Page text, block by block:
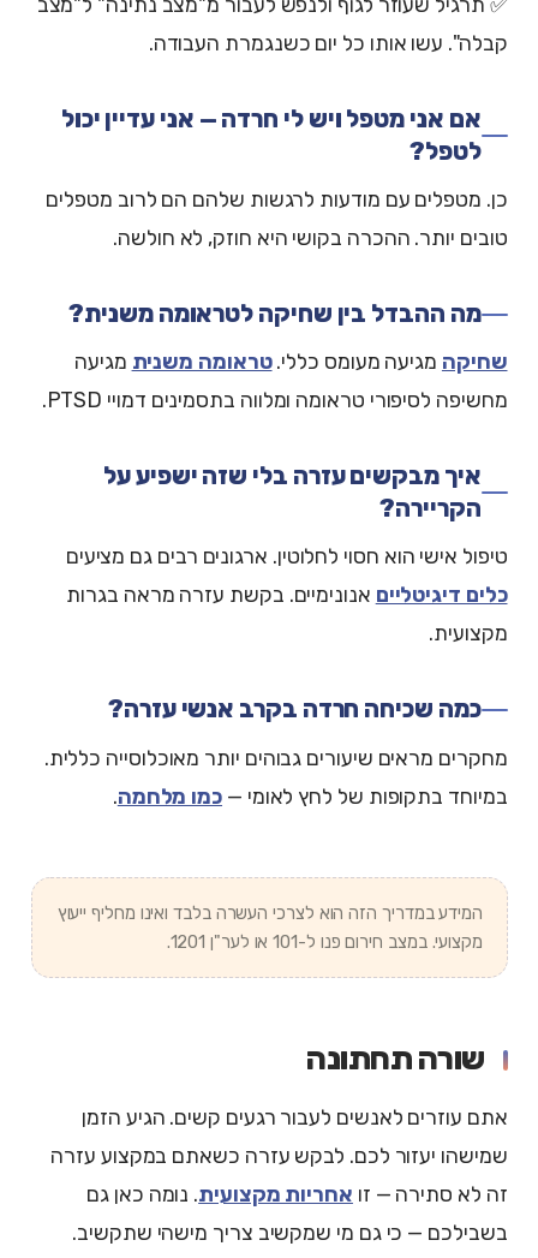
קבלה". עשו אותו כל יום כשנגמרת העבודה.
אם אני מטפל ויש לי חרדה — אני עדיין יכול
לטפל?
כן. מטפלים עם מודעות לרגשות שלהם הם לרוב מטפלים
טובים יותר. ההכרה בקושי היא חוזק, לא חולשה.
מה ההבדל בין שחיקה לטראומה משנית?
שחיקה מגיעה מעומס כללי.טראומה משנית מגיעה
מחשיפה לסיפורי טראומה ומלווה בתסמינים דמויי PTSD.
איך מבקשים עזרה בלי שזה ישפיע על
הקריירה?
טיפול אישי הוא חסוי לחלוטין. ארגונים רבים גם מציעים
כלים דיגיטליים אנונימיים. בקשת עזרה מראה בגרות
מקצועית.
כמה שכיחה חרדה בקרב אנשי עזרה?
מחקרים מראים שיעורים גבוהים יותר מאוכלוסייה כללית.
במיוחד בתקופות של לחץ לאומי — כמו מלחמה.
המידע במדריך הזה הוא לצרכי העשרה בלבד ואינו מחליף ייעוץ
מקצועי. במצב חירום פנו ל-101 או לער"ן 1201.
שורה תחתונה
אתם עוזרים לאנשים לעבור רגעים קשים. הגיע הזמן
שמישהו יעזור לכם. לבקש עזרה כשאתם במקצוע עזרה
זה לא סתירה — זו אחריות מקצועית. נומה כאן גם
בשבילכם — כי גם מי שמקשיב צריך מישהי שתקשיב.